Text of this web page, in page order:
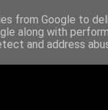
from Google to
along with
and address